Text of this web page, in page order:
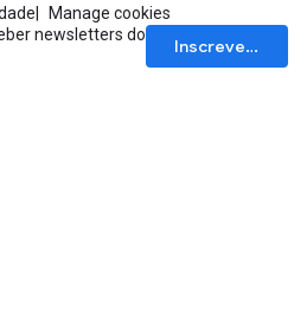
Manage cookies
newsletters do
Inscrever-se